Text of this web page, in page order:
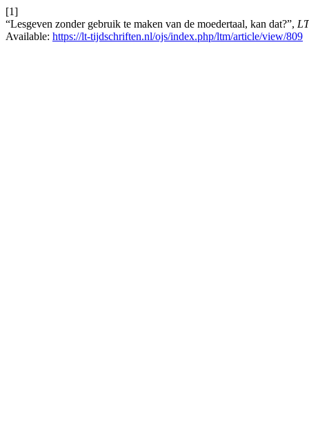
[1]
“Lesgeven zonder gebruik te maken van de moedertaal, kan dat?”,
Available: https://lt-tijdschriften.nl/ojs/index.php/ltm/article/view/809